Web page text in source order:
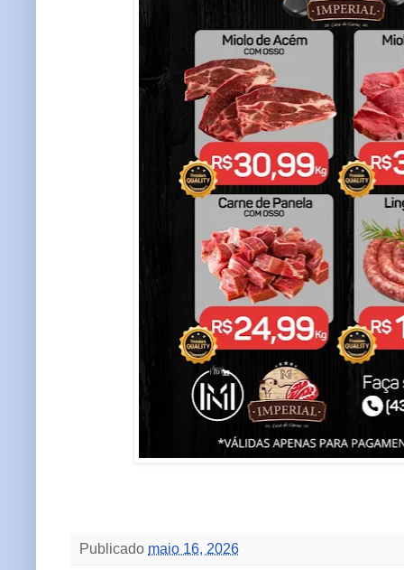
Publicado maio 16, 2026